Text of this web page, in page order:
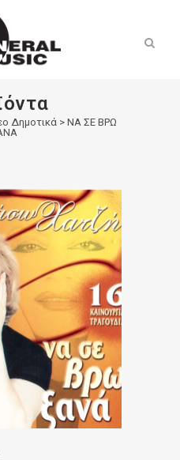
Δημοτικά> ΝΑ ΣΕ ΒΡΩ